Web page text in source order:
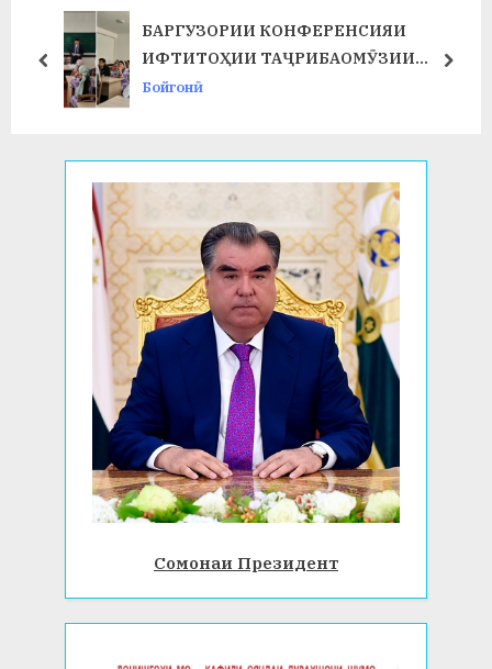
t
:
БАРГУЗОРИИ КОНФЕРЕНСИЯИ
ИФТИТОҲИИ ТАҶРИБАОМӮЗИИ
ИСТЕҲСОЛӢ ДАР ФАКУЛТЕТИ ХИМИЯ
Бойгонӣ
prev next
Сомонаи Президент